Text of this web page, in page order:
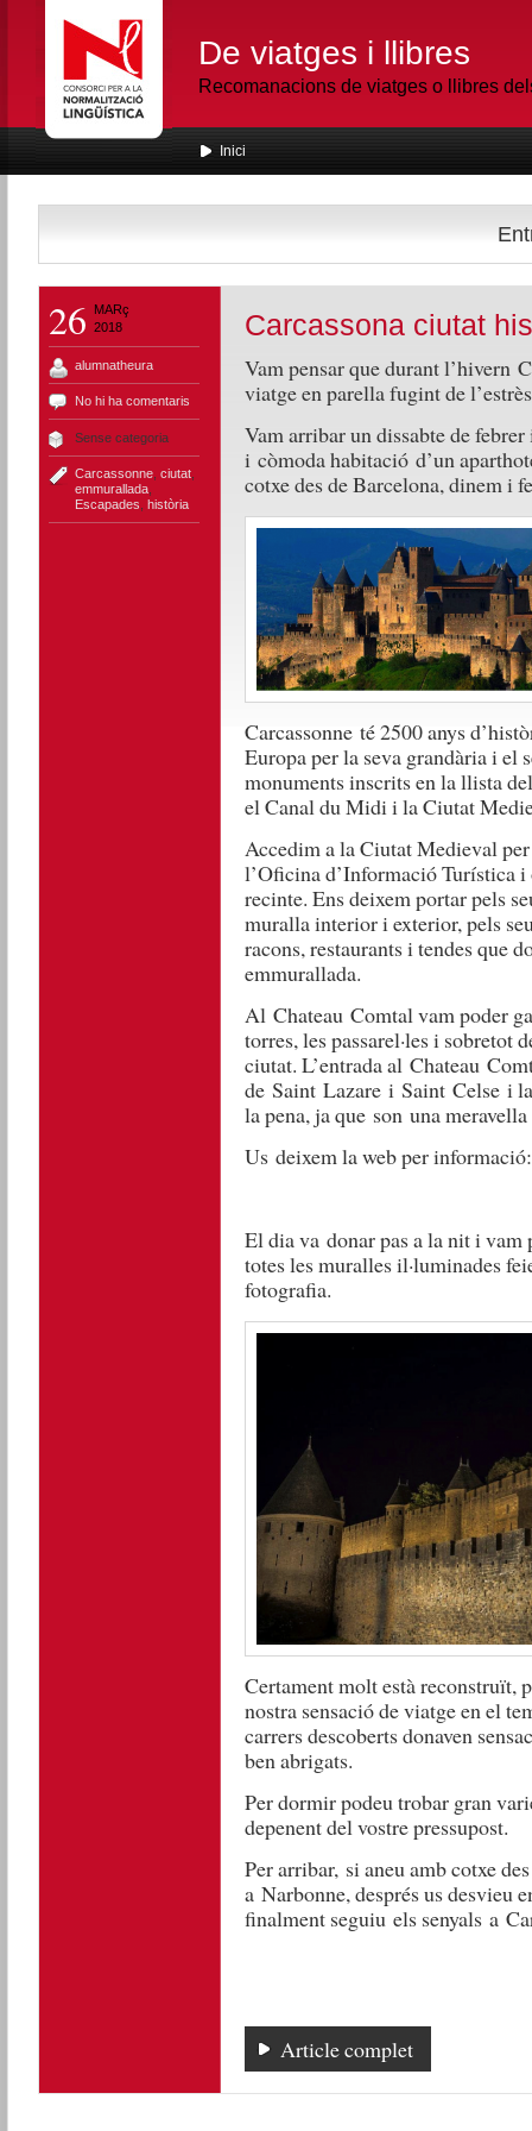
De viatges i llibres
Recomanacions de viatges o llibres
Inici
26
MARç
2018
alumnatheura
No hi ha comentaris
Sense categoria
Carcassonne, ciutat,
emmurallada,
Escapades història
Carcassona ciutat
Vam pensar que durant l’hivern
viatge en parella fugint de
Vam arribar un dissabte de
i còmoda habitació d’un
cotxe des de Barcelona, dinem i
Carcassonneté 2500 anys
Europa per la seva grandària i el
monuments inscrits en la llista
el Canal du Midi i la Ciutat
Accedim a la Ciutat Medieval
l’Oficina d’Informació Turística
recinte. Ens deixem portar pels
muralla interior i exterior, pels
racons, restaurants i tendes que
emmurallada.
Al ChateauComtal vam poder
torres, les passarel·les i sobretot
ciutat. L’entrada al Chateau
de Saint Lazarei Saint Celsei
la pena, ja que sonuna
Us deixem la web per
El dia vadonar pas a la nit i vam
totes les muralles il·luminades
fotografia.
Certament molt està reconstruït,
nostra sensació de viatge en el
carrers descoberts donaven
ben abrigats.
Per dormir podeu trobar gran
depenent del vostre pressupost.
Per arribar, si aneu amb cotxe
a Narbonne, després us desvieu
finalment seguiu els senyals a
Article complet